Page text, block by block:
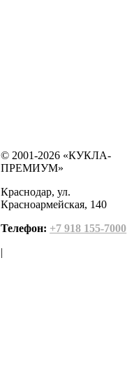
© 2001-2026 «КУКЛА-
ПРЕМИУМ»
Краснодар, ул.
Красноармейская, 140
Телефон: +7 918 155-7000
|